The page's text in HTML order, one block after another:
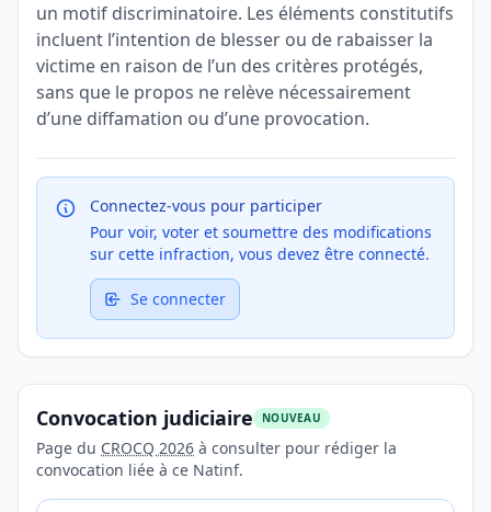
un motif discriminatoire. Les éléments constitutifs
incluent l’intention de blesser ou de rabaisser la
victime en raison de l’un des critères protégés,
sans que le propos ne relève nécessairement
d’une diffamation ou d’une provocation.
Connectez-vous pour participer
Pour voir, voter et soumettre des modifications
sur cette infraction, vous devez être connecté.
Se connecter
Convocation judiciaire NOUVEAU
Page du CROCQ 2026 à consulter pour rédiger la
convocation liée à ce Natinf.